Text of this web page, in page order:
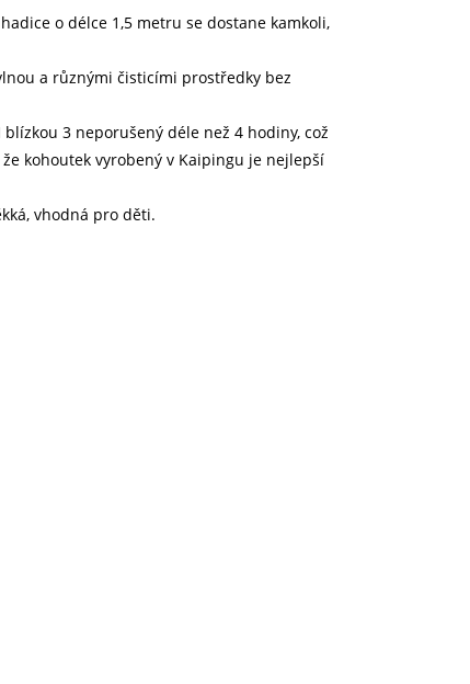
o délce 1,5 metru se dostane kamkoli,
a různými čisticími prostředky bez
3 neporušený déle než 4 hodiny, což
kohoutek vyrobený v Kaipingu je nejlepší
vhodná pro děti.